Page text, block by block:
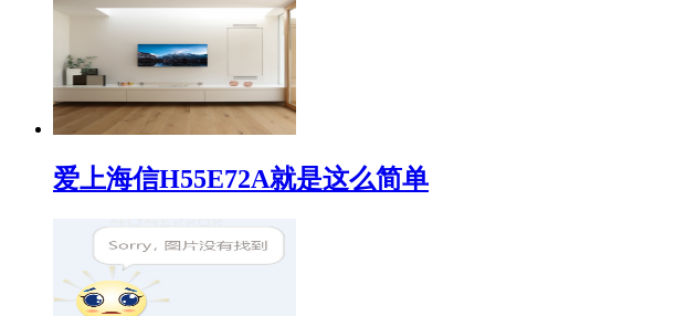
爱上海信H55E72A就是这么简单